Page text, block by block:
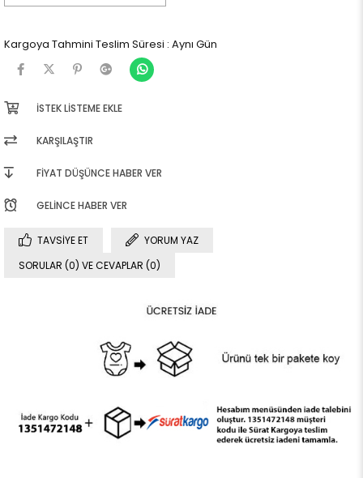
Kargoya Tahmini Teslim Süresi : Aynı Gün
İSTEK LISTEME EKLE
KARŞILAŞTIR
FIYAT DÜŞÜNCE HABER VER
GELINCE HABER VER
TAVSIYE ET
YORUM YAZ
SORULAR (0) VE CEVAPLAR (0)